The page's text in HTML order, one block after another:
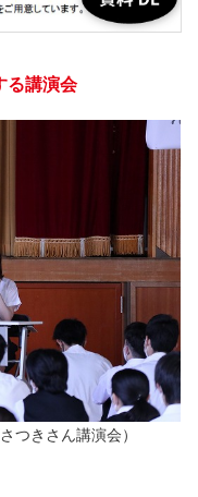
る講演会
つきさん講演会）